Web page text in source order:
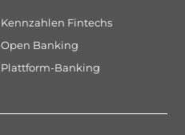
Kennzahlen Fintechs
Open Banking
Plattform-Banking